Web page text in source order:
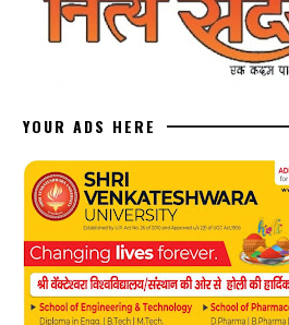
YOUR ADS HERE